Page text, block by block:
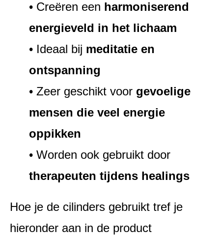
• Creëren een harmoniserend
energieveld in het lichaam
• Ideaal bij meditatie en
ontspanning
• Zeer geschikt voor gevoelige
mensen die veel energie
oppikken
• Worden ook gebruikt door
therapeuten tijdens healings
Hoe je de cilinders gebruikt tref je
hieronder aan in de product